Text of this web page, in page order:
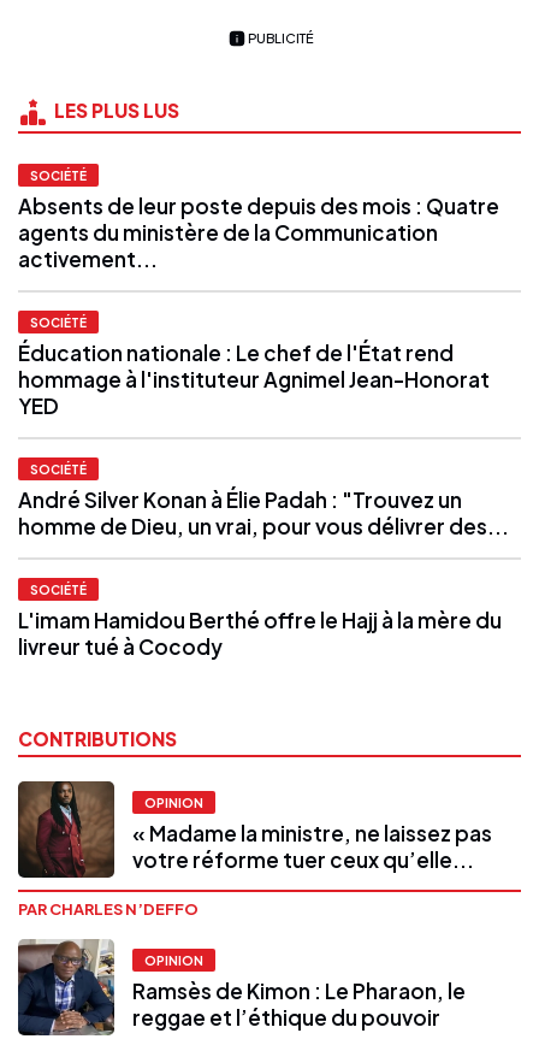
PUBLICITÉ
LES PLUS LUS
SOCIÉTÉ
Absents de leur poste depuis des mois : Quatre
agents du ministère de la Communication
activement...
SOCIÉTÉ
Éducation nationale : Le chef de l'État rend
hommage à l'instituteur Agnimel Jean-Honorat
YED
SOCIÉTÉ
André Silver Konan à Élie Padah : "Trouvez un
homme de Dieu, un vrai, pour vous délivrer des...
SOCIÉTÉ
L'imam Hamidou Berthé offre le Hajj à la mère du
livreur tué à Cocody
CONTRIBUTIONS
OPINION
« Madame la ministre, ne laissez pas
votre réforme tuer ceux qu’elle...
PAR CHARLES N’DEFFO
OPINION
Ramsès de Kimon : Le Pharaon, le
reggae et l’éthique du pouvoir